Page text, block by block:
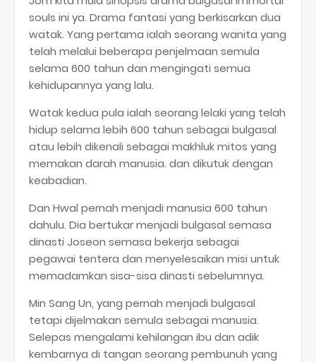
souls ini ya. Drama fantasi yang berkisarkan dua
watak. Yang pertama ialah seorang wanita yang
telah melalui beberapa penjelmaan semula
selama 600 tahun dan mengingati semua
kehidupannya yang lalu.
Watak kedua pula ialah seorang lelaki yang telah
hidup selama lebih 600 tahun sebagai bulgasal
atau lebih dikenali sebagai makhluk mitos yang
memakan darah manusia. dan dikutuk dengan
keabadian.
Dan Hwal pernah menjadi manusia 600 tahun
dahulu. Dia bertukar menjadi bulgasal semasa
dinasti Joseon semasa bekerja sebagai
pegawai tentera dan menyelesaikan misi untuk
memadamkan sisa-sisa dinasti sebelumnya.
Min Sang Un, yang pernah menjadi bulgasal
tetapi dijelmakan semula sebagai manusia.
Selepas mengalami kehilangan ibu dan adik
kembarnya di tangan seorang pembunuh yang